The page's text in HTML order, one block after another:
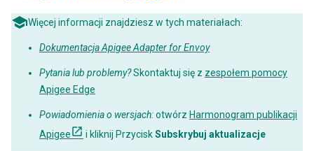
Więcej informacji znajdziesz w tych materiałach:
Dokumentacja Apigee Adapter for Envoy
Pytania lub problemy?Skontaktuj się z zespołem pomocy
Apigee Edge
Powiadomienia o wersjach:otwórz Harmonogram publikacji
Apigee
i kliknij PrzyciskSubskrybuj aktualizacje